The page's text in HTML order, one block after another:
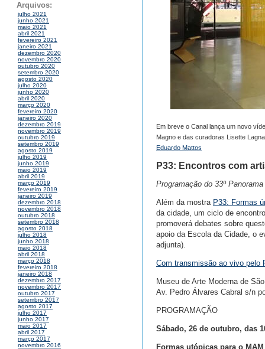
Arquivos:
julho 2021
junho 2021
maio 2021
abril 2021
fevereiro 2021
janeiro 2021
dezembro 2020
novembro 2020
outubro 2020
setembro 2020
agosto 2020
julho 2020
junho 2020
abril 2020
março 2020
fevereiro 2020
janeiro 2020
dezembro 2019
novembro 2019
outubro 2019
setembro 2019
agosto 2019
julho 2019
junho 2019
maio 2019
abril 2019
março 2019
fevereiro 2019
janeiro 2019
dezembro 2018
novembro 2018
outubro 2018
setembro 2018
agosto 2018
julho 2018
junho 2018
maio 2018
abril 2018
março 2018
fevereiro 2018
janeiro 2018
dezembro 2017
novembro 2017
outubro 2017
setembro 2017
agosto 2017
julho 2017
junho 2017
maio 2017
abril 2017
março 2017
novembro 2016
Em breve o Canal lança um novo
Magno e das curadoras Lisette
Eduardo Mattos
P33: Encontros com
Programação do 33º
Além da mostra P33: Formas
da cidade, um ciclo de
promoverá debates sobre
apoio da Escola da Cidade, o
adjunta).
Com transmissão ao vivo pelo
Museu de Arte Moderna de
Av. Pedro Álvares Cabral s/n
PROGRAMAÇÃO
Sábado, 26 de outubro, das
Formas utópicas para o MAM